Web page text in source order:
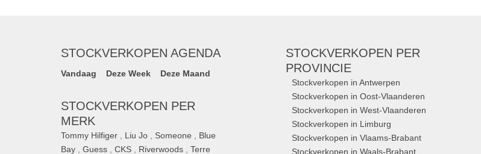
STOCKVERKOPEN AGENDA
Vandaag Deze Week Deze Maand
STOCKVERKOPEN PER
MERK
Tommy Hilfiger Liu Jo Someone
Blue
Bay ,Guess ,CKS Riverwoods ,Terre
STOCKVERKOPEN PER
PROVINCIE
Stockverkopen in Antwerpen
Stockverkopen in Oost-Vlaanderen
Stockverkopen in West-Vlaanderen
Stockverkopen in Limburg
Stockverkopen in Vlaams-Brabant
Stockverkopen in Waals-Brabant